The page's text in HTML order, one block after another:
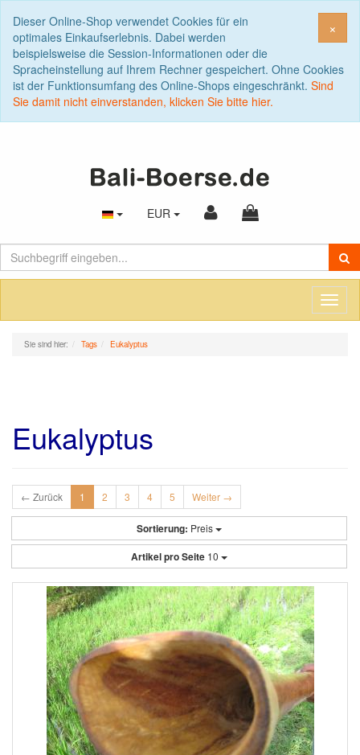
×
Dieser Online-Shop verwendet Cookies für ein
optimales Einkaufserlebnis. Dabei werden
beispielsweise die Session-Informationen oder die
Spracheinstellung auf Ihrem Rechner gespeichert. Ohne Cookies
ist der Funktionsumfang des Online-Shops eingeschränkt. Sind
Sie damit nicht einverstanden, klicken Sie bitte hier.
EUR
Sie sind hier: Tags Eukalyptus
Eukalyptus
← Zurück 1 2 3 4 5 Weiter →
Sortierung: Preis
Artikel pro Seite 10